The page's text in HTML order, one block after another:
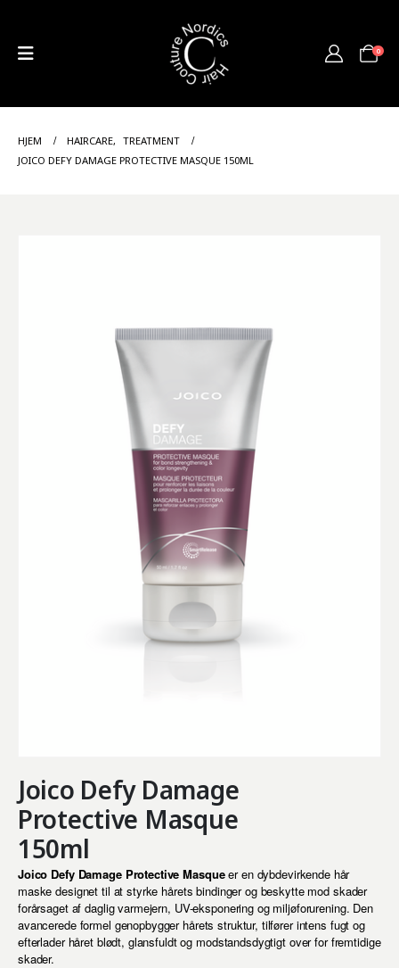
0
HJEM HAIRCARE, TREATMENT
JOICO DEFY DAMAGE PROTECTIVE MASQUE 150ML
Joico Defy Damage
Protective Masque
150ml
Joico Defy Damage Protective Masqueer en dybdevirkende hår
maske designet til at styrke hårets bindinger og beskytte mod skader
forårsaget af daglig varmejern, UV-eksponering og miljøforurening. Den
avancerede formel genopbygger hårets struktur, tilfører intens fugt og
efterlader håret blødt, glansfuldt og modstandsdygtigt over for fremtidige
skader.